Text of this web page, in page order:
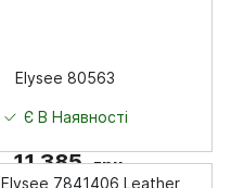
Elysee 80563
Є В Наявності
11 385 грн
Elysee 7841406 Leather